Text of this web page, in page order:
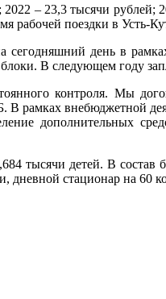
– 23,3 тысячи
рабочей поездки в Усть-
сегодняшний день в
В следующем году
контроля. Мы
В рамках внебюджетной
дополнительных
тысячи детей. В
дневной стационар на 60